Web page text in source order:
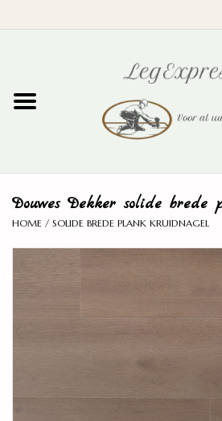
Parket
Ondervloeren
Douwes Dekker solide brede
HOME / SOLIDE BREDE PLANK KRUIDNAGEL